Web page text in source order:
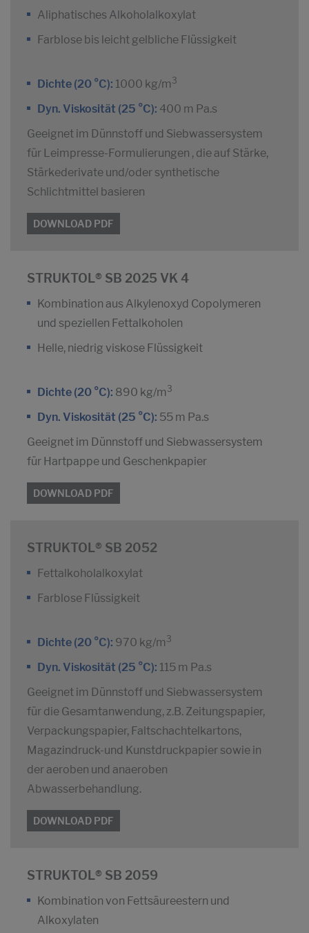
Aliphatisches Alkoholalkoxylat
Farblose bis leicht gelbliche Flüssigkeit
Dichte (20 °C): 1000 kg/m 3
Dyn. Viskosität (25 °C): 400 m Pa.s
Geeignet im Dünnstoff und Siebwassersystem
für Leimpresse-Formulierungen , die auf Stärke,
Stärkederivate und/oder synthetische
Schlichtmittel basieren
DOWNLOAD PDF
STRUKTOL® SB 2025 VK 4
Kombination aus Alkylenoxyd Copolymeren
und speziellen Fettalkoholen
Helle, niedrig viskose Flüssigkeit
Dichte (20 °C): 890 kg/m 3
Dyn. Viskosität (25 °C): 55 m Pa.s
Geeignet im Dünnstoff und Siebwassersystem
für Hartpappe und Geschenkpapier
DOWNLOAD PDF
STRUKTOL® SB 2052
Fettalkoholalkoxylat
Farblose Flüssigkeit
Dichte (20 °C): 970 kg/m 3
Dyn. Viskosität (25 °C): 115 m Pa.s
Geeignet im Dünnstoff und Siebwassersystem
für die Gesamtanwendung, z.B. Zeitungspapier,
Verpackungspapier, Faltschachtelkartons,
Magazindruck-und Kunstdruckpapier sowie in
der aeroben und anaeroben
Abwasserbehandlung.
DOWNLOAD PDF
STRUKTOL® SB 2059
Kombination von Fettsäureestern und
Alkoxylaten